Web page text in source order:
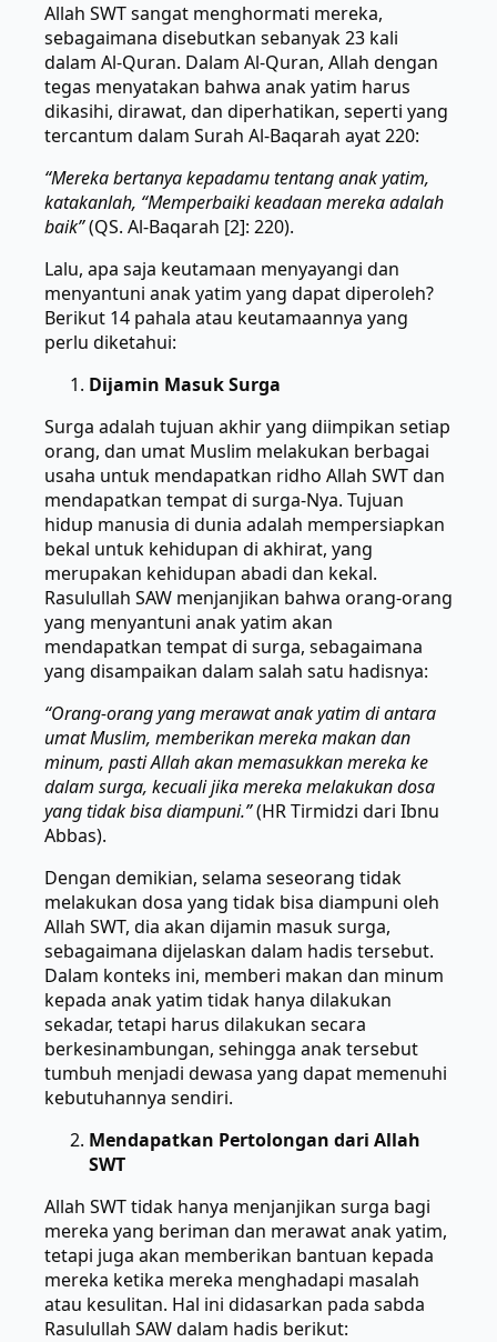
Allah SWT sangat menghormati mereka,
sebagaimana disebutkan sebanyak 23 kali
dalam Al-Quran. Dalam Al-Quran, Allah dengan
tegas menyatakan bahwa anak yatim harus
dikasihi, dirawat, dan diperhatikan, seperti yang
tercantum dalam Surah Al-Baqarah ayat 220:
“Mereka bertanya kepadamu tentang anak yatim,
katakanlah, “Memperbaiki keadaan mereka adalah
baik”(QS. Al-Baqarah [2]: 220).
Lalu, apa saja keutamaan menyayangi dan
menyantuni anak yatim yang dapat diperoleh?
Berikut 14 pahala atau keutamaannya yang
perlu diketahui:
Dijamin Masuk Surga
Surga adalah tujuan akhir yang diimpikan setiap
orang, dan umat Muslim melakukan berbagai
usaha untuk mendapatkan ridho Allah SWT dan
mendapatkan tempat di surga-Nya. Tujuan
hidup manusia di dunia adalah mempersiapkan
bekal untuk kehidupan di akhirat, yang
merupakan kehidupan abadi dan kekal.
Rasulullah SAW menjanjikan bahwa orang-orang
yang menyantuni anak yatim akan
mendapatkan tempat di surga, sebagaimana
yang disampaikan dalam salah satu hadisnya:
“Orang-orang yang merawat anak yatim di antara
umat Muslim, memberikan mereka makan dan
minum, pasti Allah akan memasukkan mereka ke
dalam surga, kecuali jika mereka melakukan dosa
yang tidak bisa diampuni.”(HR Tirmidzi dari Ibnu
Abbas).
Dengan demikian, selama seseorang tidak
melakukan dosa yang tidak bisa diampuni oleh
Allah SWT, dia akan dijamin masuk surga,
sebagaimana dijelaskan dalam hadis tersebut.
Dalam konteks ini, memberi makan dan minum
kepada anak yatim tidak hanya dilakukan
sekadar, tetapi harus dilakukan secara
berkesinambungan, sehingga anak tersebut
tumbuh menjadi dewasa yang dapat memenuhi
kebutuhannya sendiri.
Mendapatkan Pertolongan dari Allah
SWT
Allah SWT tidak hanya menjanjikan surga bagi
mereka yang beriman dan merawat anak yatim,
tetapi juga akan memberikan bantuan kepada
mereka ketika mereka menghadapi masalah
atau kesulitan. Hal ini didasarkan pada sabda
Rasulullah SAW dalam hadis berikut: